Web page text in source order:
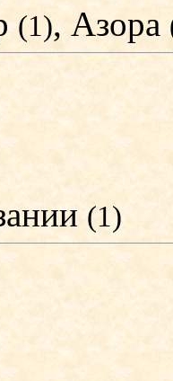
(1), Азора
(1)